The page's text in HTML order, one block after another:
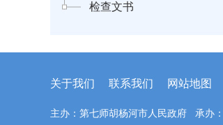
检查文书
关于我们 联系我们 网站地图
主办：第七师胡杨河市人民政府 承办